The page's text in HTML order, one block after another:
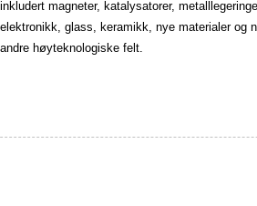
inkludert magneter, katalysatorer,
elektronikk, glass, keramikk, nye materialer og
andre høyteknologiske felt.